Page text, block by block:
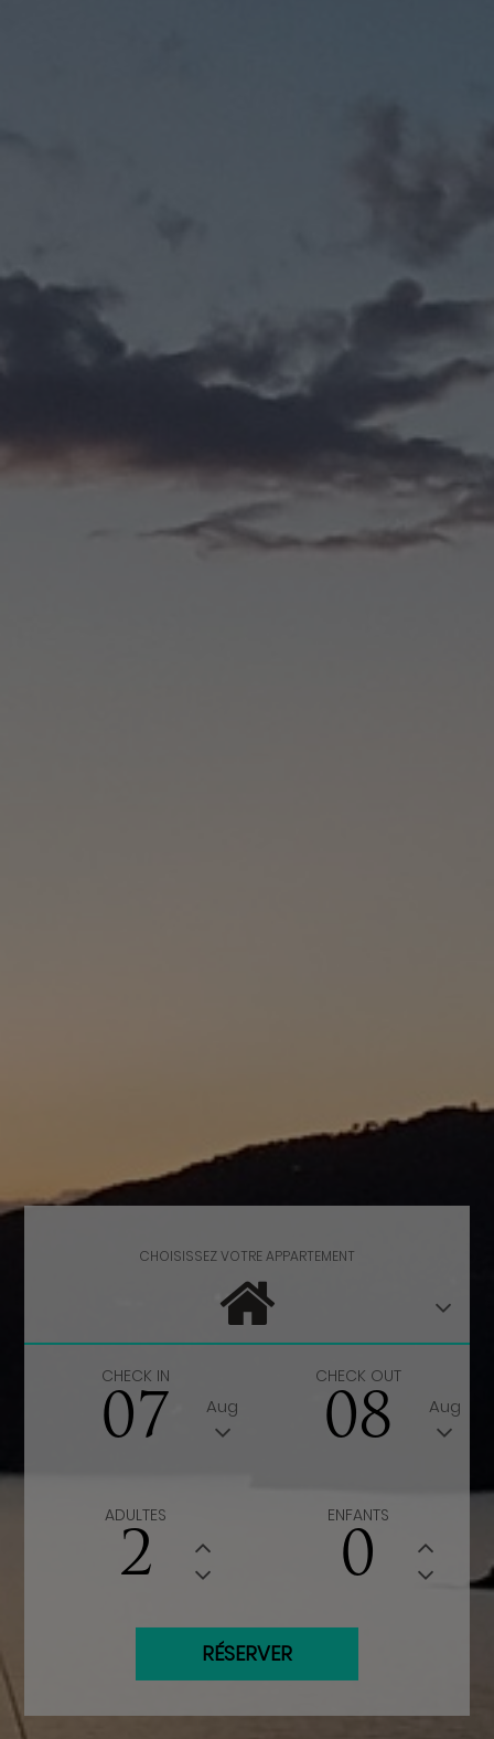
CHOISISSEZ VOTRE APPARTEMENT
CHECK IN
07 Aug
CHECK OUT
08 Aug
ADULTES ENFANTS